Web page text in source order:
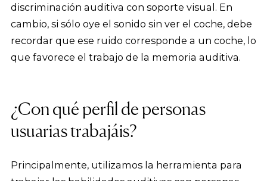
discriminación auditiva con soporte visual. En
cambio, si sólo oye el sonido sin ver el coche, debe
recordar que ese ruido corresponde a un coche, lo
que favorece el trabajo de la memoria auditiva.
¿Con qué perfil de personas
usuarias trabajáis?
Principalmente, utilizamos la herramienta para